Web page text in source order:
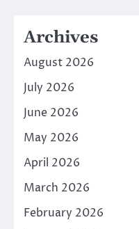
Archives
August 2026
July 2026
June 2026
May 2026
April 2026
March 2026
February 2026